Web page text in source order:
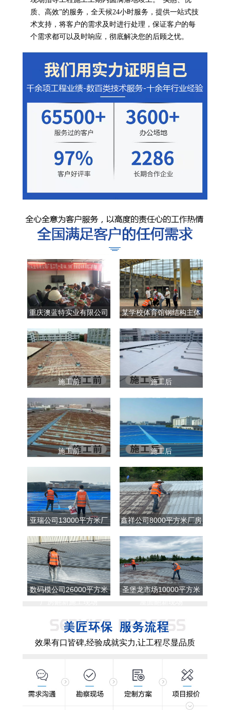
质、高效”的服务，全天候24小时服务，提供一站式技
术支持，将客户的需求及时进行处理，保证客户的每
个需求都可以及时响应，彻底解决您的后顾之忧。
重庆澳蓝特实业有限公司
某学校体育馆钢结构主体
施工前 施工后
施工前 施工后
亚瑞公司13000平方米厂
鑫祥公司8000平方米厂房
数码模公司26000平方米
圣堡龙市场10000平方米
效果有口皆碑,经验成就实力,让工程尽显品质